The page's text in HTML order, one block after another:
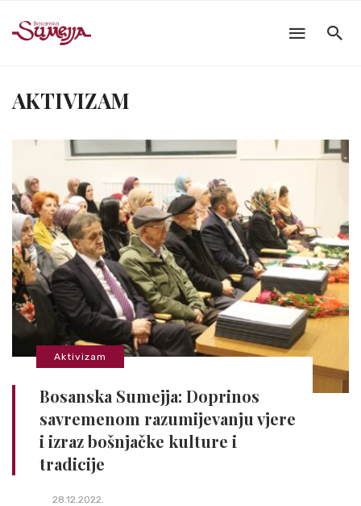
AKTIVIZAM
Aktivizam
Bosanska Sumejja: Doprinos
savremenom razumijevanju vjere
i izraz bošnjačke kulture i
tradicije
28.12.2022.